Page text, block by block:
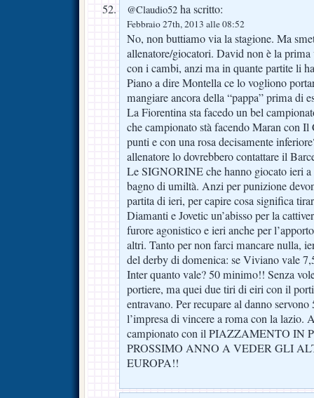
@Claudio52 ha scritto:
Febbraio 27th, 2013 alle 08:52
No, non buttiamo via la stagione. Ma
allenatore/giocatori. David non è la
con i cambi, anzi ma in quante partite li
Piano a dire Montella ce lo vogliono
mangiare ancora della “pappa” prima di
La Fiorentina sta facedo un bel
che campionato stà facendo Maran con Il
punti e con una rosa decisamente
allenatore lo dovrebbero contattare il
Le SIGNORINE che hanno giocato ieri
bagno di umiltà. Anzi per punizione
partita di ieri, per capire cosa significa
Diamanti e Jovetic un’abisso per la
furore agonistico e ieri anche per
altri. Tanto per non farci mancare nulla,
del derby di domenica: se Viviano vale
Inter quanto vale? 50 minimo!! Senza
portiere, ma quei due tiri di eiri con il
entravano. Per recupare al danno
l’impresa di vincere a roma con la
campionato con il PIAZZAMENTO IN
PROSSIMO ANNO A VEDER GLI
EUROPA!!